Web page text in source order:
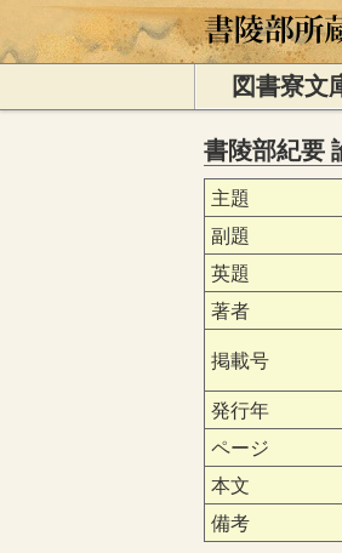
図書寮文
書陵部紀要
主題
副題
英題
著者
掲載号
発行年
ページ
本文
備考